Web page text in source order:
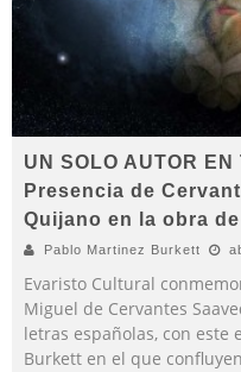
UN SOLO AUTOR EN
Presencia de
Quijano en la obra
Pablo Martinez Burkett
Evaristo Cultural
Miguel de Cervantes
letras españolas, con este
Burkett en el que